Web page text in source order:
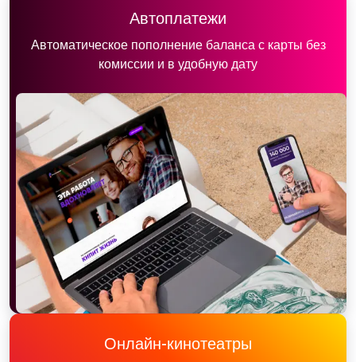
Автоплатежи
Автоматическое пополнение баланса с карты без
комиссии и в удобную дату
Онлайн-кинотеатры